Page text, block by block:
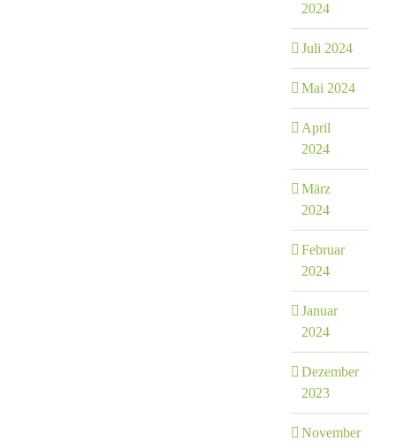
2024
Juli 2024
Mai 2024
April
2024
März
2024
Februar
2024
Januar
2024
Dezember
2023
November